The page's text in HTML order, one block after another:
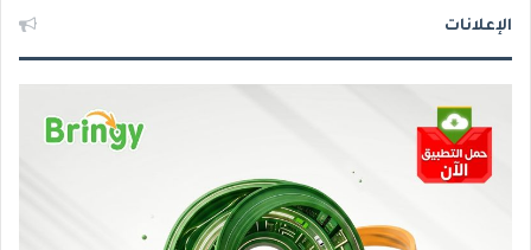
الإعلانات